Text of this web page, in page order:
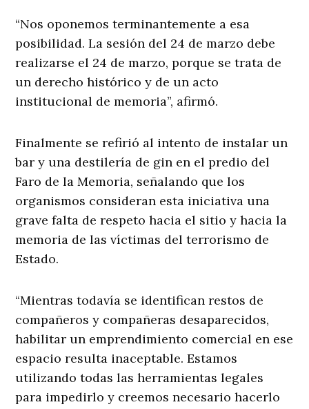
“Nos oponemos terminantemente a esa
posibilidad. La sesión del 24 de marzo debe
realizarse el 24 de marzo, porque se trata de
un derecho histórico y de un acto
institucional de memoria”, afirmó.
Finalmente se refirió al intento de instalar un
bar y una destilería de gin en el predio del
Faro de la Memoria, señalando que los
organismos consideran esta iniciativa una
grave falta de respeto hacia el sitio y hacia la
memoria de las víctimas del terrorismo de
Estado.
“Mientras todavía se identifican restos de
compañeros y compañeras desaparecidos,
habilitar un emprendimiento comercial en ese
espacio resulta inaceptable. Estamos
utilizando todas las herramientas legales
para impedirlo y creemos necesario hacerlo